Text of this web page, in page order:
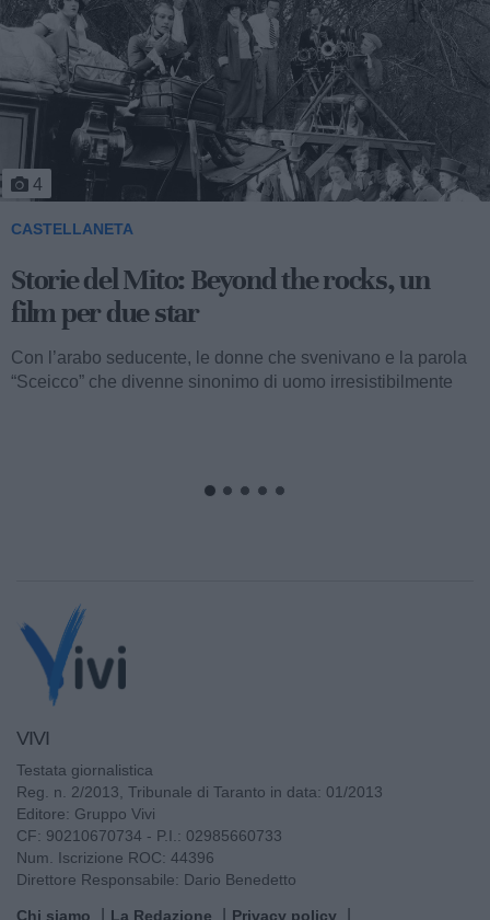
5
CASTELLANETA
Storie del Mito: Uno sceicco esuberante
Valentino fu consacrato attore internazionale, come abbiamo
visto, con il film “I quattro cavalieri dell’Apocalisse”. Così
cominciava...
VIVI
Testata giornalistica
Reg. n. 2/2013, Tribunale di Taranto in data: 01/2013
Editore: Gruppo Vivi
CF: 90210670734 - P.I.: 02985660733
Num. Iscrizione ROC: 44396
Direttore Responsabile: Dario Benedetto
Chi siamo La Redazione Privacy policy